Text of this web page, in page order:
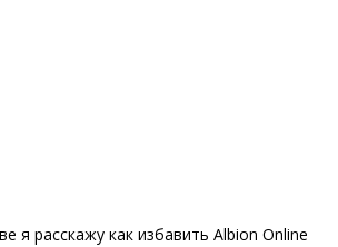
я расскажу как избавить Albion Online